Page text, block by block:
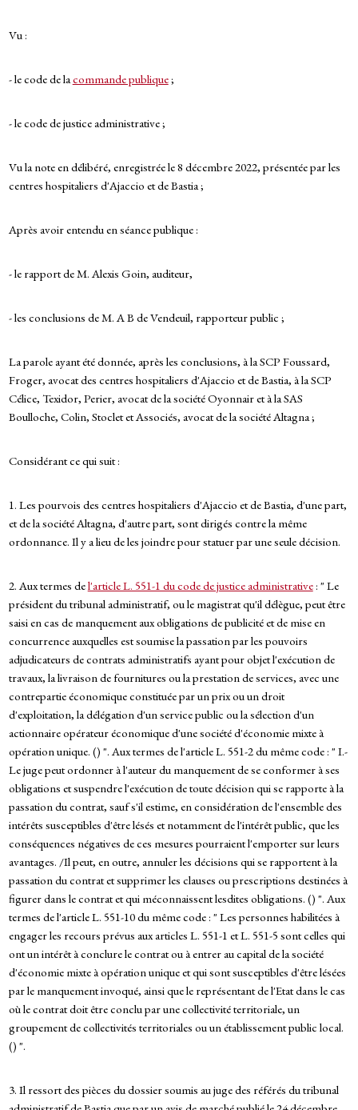
Vu :
- le code de lacommande publique;
- le code de justice administrative ;
Vu la note en délibéré, enregistrée le 8 décembre 2022, présentée par les
centres hospitaliers d'Ajaccio et de Bastia ;
Après avoir entendu en séance publique :
- le rapport de M. Alexis Goin, auditeur,
- les conclusions de M. A B de Vendeuil, rapporteur public ;
La parole ayant été donnée, après les conclusions, à la SCP Foussard,
Froger, avocat des centres hospitaliers d'Ajaccio et de Bastia, à la SCP
Célice, Texidor, Perier, avocat de la société Oyonnair et à la SAS
Boulloche, Colin, Stoclet et Associés, avocat de la société Altagna ;
Considérant ce qui suit :
1. Les pourvois des centres hospitaliers d'Ajaccio et de Bastia, d'une part,
et de la société Altagna, d'autre part, sont dirigés contre la même
ordonnance. Il y a lieu de les joindre pour statuer par une seule décision.
2. Aux termes del'article L. 551-1 du code de justice administrative: " Le
président du tribunal administratif, ou le magistrat qu'il délègue, peut être
saisi en cas de manquement aux obligations de publicité et de mise en
concurrence auxquelles est soumise la passation par les pouvoirs
adjudicateurs de contrats administratifs ayant pour objet l'exécution de
travaux, la livraison de fournitures ou la prestation de services, avec une
contrepartie économique constituée par un prix ou un droit
d'exploitation, la délégation d'un service public ou la sélection d'un
actionnaire opérateur économique d'une société d'économie mixte à
opération unique. () ". Aux termes de l'article L. 551-2 du même code : " I.-
Le juge peut ordonner à l'auteur du manquement de se conformer à ses
obligations et suspendre l'exécution de toute décision qui se rapporte à la
passation du contrat, sauf s'il estime, en considération de l'ensemble des
intérêts susceptibles d'être lésés et notamment de l'intérêt public, que les
conséquences négatives de ces mesures pourraient l'emporter sur leurs
avantages. /Il peut, en outre, annuler les décisions qui se rapportent à la
passation du contrat et supprimer les clauses ou prescriptions destinées à
figurer dans le contrat et qui méconnaissent lesdites obligations. () ". Aux
termes de l'article L. 551-10 du même code : " Les personnes habilitées à
engager les recours prévus aux articles L. 551-1 et L. 551-5 sont celles qui
ont un intérêt à conclure le contrat ou à entrer au capital de la société
d'économie mixte à opération unique et qui sont susceptibles d'être lésées
par le manquement invoqué, ainsi que le représentant de l'Etat dans le cas
où le contrat doit être conclu par une collectivité territoriale, un
groupement de collectivités territoriales ou un établissement public local.
() ".
3. Il ressort des pièces du dossier soumis au juge des référés du tribunal